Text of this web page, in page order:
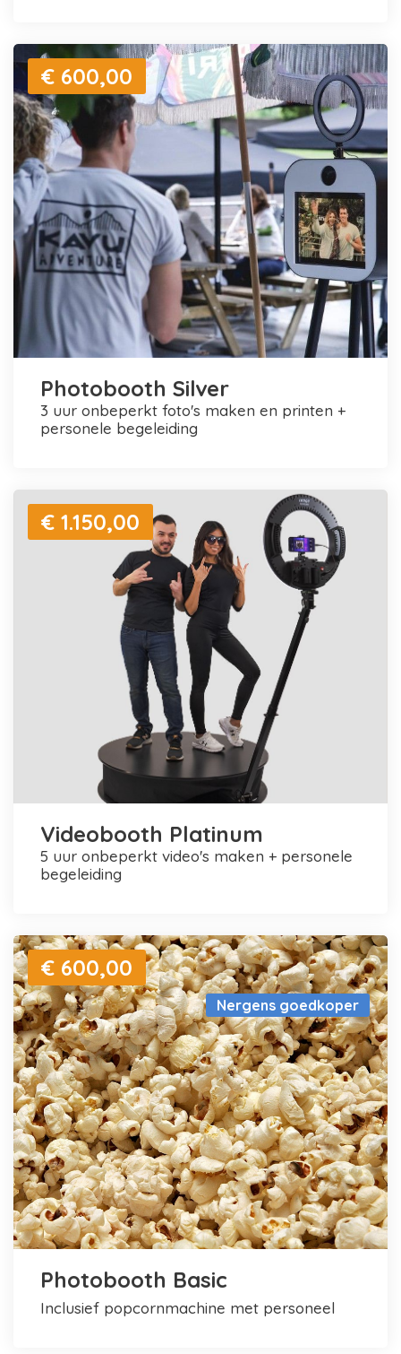
€ 600,00
Photobooth Silver
3 uur onbeperkt foto's maken en printen +
personele begeleiding
€ 1.150,00
Videobooth Platinum
5 uur onbeperkt video's maken + personele
begeleiding
Nergens goedkoper
€ 600,00
Photobooth Basic
inclusief popcornmachine met personeel